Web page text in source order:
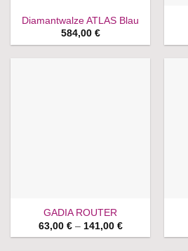
Diamantwalze ATLAS Blau
584,00 €
GADIA ROUTER
63,00 € – 141,00 €Price